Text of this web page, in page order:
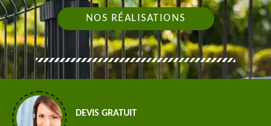
NOS RÉALISATIONS
DEVIS GRATUIT